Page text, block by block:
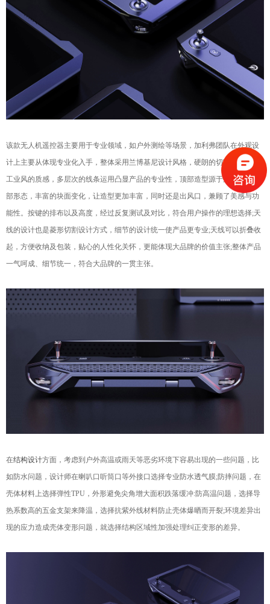
该款无人机遥控器主要用于专业领域，如户外测绘等场景，加利弗团队在外观设
计上主要从体现专业化入手， 整体采用兰博基尼设计风格，硬朗的切割方式体现
工业风的质感，多层次的线条运用凸显产品的专业性，顶部造型源于兰博基尼尾
部形态，丰富的块面变化，让造型更加丰富，同时还是出风口，兼顾了美感与功
能性。按键的排布以及高度，经过反复测试及对比，符合用户操作的理想选择;天
线的设计也是菱形切割设计方式，细节的设计统一使产品更专业;天线可以折叠收
起 ，方便收纳及包装，贴心的人性化关怀，更能体现大品 牌的价值主张;整体产品
一气呵成、细节统一，符合大品牌的一贯主张。
在结构设计方面，考虑到户外高温或雨天等恶劣环境下容易出现的一些问题，比
如防水问题，设计师在喇叭口听筒口等外接口选择专业防水透气膜;防摔问题，在
壳体材料上选择弹性TPU，外形避免尖角增大面积跌落缓冲:防高温问题，选择导
热系数高的五金支架来降温 ，选择抗紫外线材料防止壳体爆晒而开裂;环境差异出
现的应力造成壳体变形问题，就选择结构区域性加强处理纠正变形的差异。